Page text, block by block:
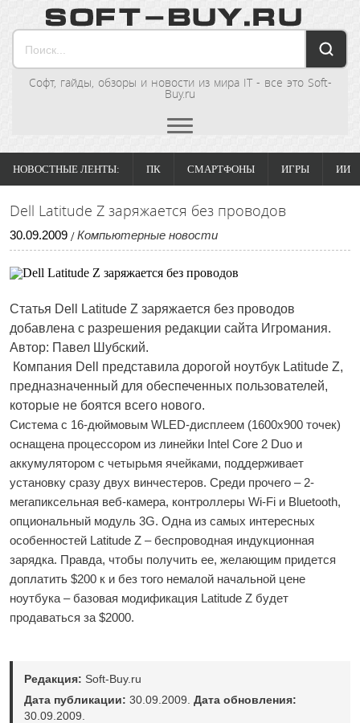
Софт, гайды, обзоры и новости из мира IT - все это Soft-
Buy.ru
НОВОСТНЫЕ ЛЕНТЫ: ПК СМАРТФОНЫ ИГРЫ ИИ
Dell Latitude Z заряжается без проводов
30.09.2009 / Компьютерные новости
Статья Dell Latitude Z заряжается без проводов
добавлена с разрешения редакции сайта Игромания.
Автор: Павел Шубский.
Компания Dell представила дорогой ноутбук Latitude Z,
предназначенный для обеспеченных пользователей,
которые не боятся всего нового.
Система с 16-дюймовым WLED-дисплеем (1600х900 точек)
оснащена процессором из линейки Intel Core 2 Duo и
аккумулятором с четырьмя ячейками, поддерживает
установку сразу двух винчестеров. Среди прочего – 2-
мегапиксельная веб-камера, контроллеры Wi-Fi и Bluetooth,
опциональный модуль 3G. Одна из самых интересных
особенностей Latitude Z – беспроводная индукционная
зарядка. Правда, чтобы получить ее, желающим придется
доплатить $200 к и без того немалой начальной цене
ноутбука – базовая модификация Latitude Z будет
продаваться за $2000.
Редакция: Soft-Buy.ru
Дата публикации: 30.09.2009. Дата обновления:
30.09.2009.